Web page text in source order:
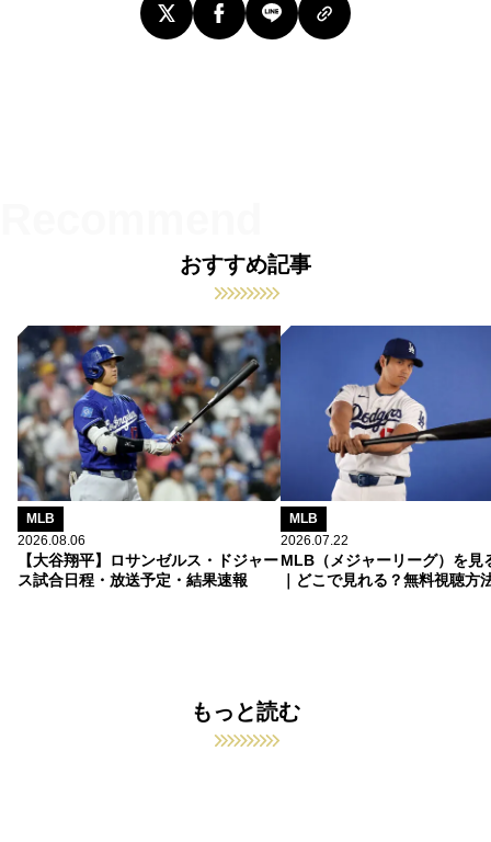
おすすめ記事
MLB
2026.08.06
【大谷翔平】ロサンゼルス・ドジャー
ス試合日程・放送予定・結果速報
MLB
2026.07.22
MLB（メジャーリーグ）を見
｜どこで見れる？無料視聴方
もっと読む